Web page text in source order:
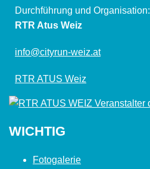
Durchführung und Organisation:
RTR Atus Weiz
info@cityrun-weiz.at
RTR ATUS Weiz
WICHTIG
Fotogalerie